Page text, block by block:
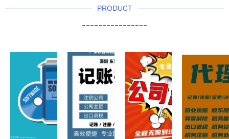
PRODUCT
----------------